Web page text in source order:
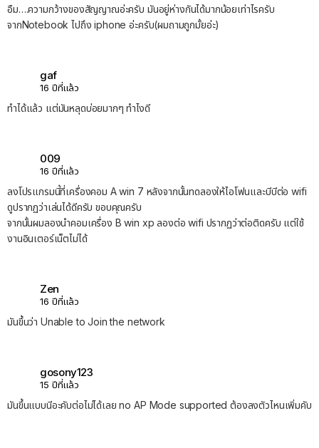
อืม….ความกว้างของสัญญาณอ่ะครับ มันอยู่ห่างกันได้มากน้อยเท่าไรครับ
จากNotebook ไปถึง iphone อ่ะครับ(ผมถามถูกมั้ยอ่ะ)
gaf
16 ปีที่แล้ว
ทำได้แล้ว แต่มันหลุดบ่อยมากๆ ทำไงดี
009
16 ปีที่แล้ว
ลงโปรแกรมนี้ที่เครื่องคอม A win 7 หลังจากนั้นทดลองให้ไอโฟนและบีบีต่อ wifi
ดูปรากฏว่าเล่นได้ดีครับ ขอบคุณครับ
จากนั้นผมลองนำคอมเครื่อง B win xp ลองต่อ wifi ปรากฏว่าต่อติดครับ แต่ใช้
งานอินเตอร์เน็ตไม่ได้
Zen
16 ปีที่แล้ว
มันขึ้นว่า Unable to Join the network
gosony123
15 ปีที่แล้ว
มันขึ้นแบบนีอะคับต่อไม่ได้เลย no AP Mode supported ต้องลงตัวไหนเพิ่มคับ